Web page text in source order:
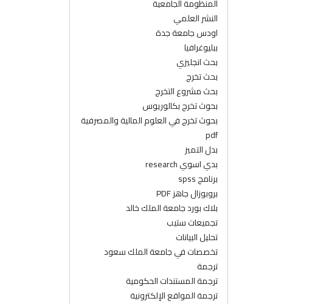
المنظومة الجامعية
النشر العلمي
اودس جامعة جدة
ببليوغرافيا
بحث انجليزي
بحث تخرج
بحث مشروع التخرج
بحوث تخرج بكالوريوس
بحوث تخرج في العلوم المالية والمصرفية
pdf
بدل التميز
بدي اسوي research
برنامج spss
بروبوزال جاهز PDF
بلاك بورد جامعة الملك خالد
تجميعات ستيب
تحليل البيانات
تخصصات في جامعة الملك سعود
ترجمة
ترجمة المستندات الحكومية
ترجمة المواقع الإلكترونية